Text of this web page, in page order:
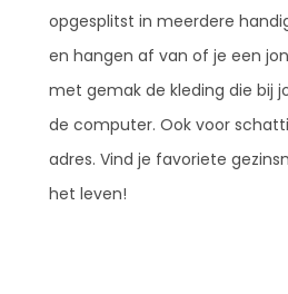
opgesplitst in meerdere
en hangen af van of je een
met gemak de kleding die bij
de computer. Ook voor
adres. Vind je favoriete
het leven!